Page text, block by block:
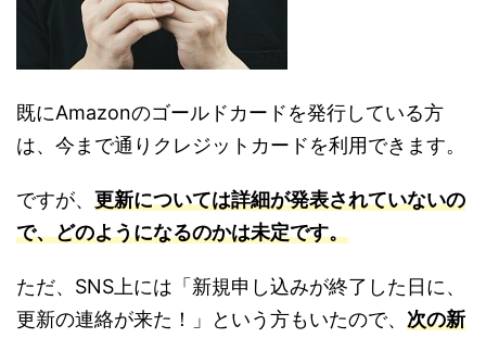
既にAmazonのゴールドカードを発行している方
は、今まで通りクレジットカードを利用できます。
ですが、 更新については詳細が発表されていないの
で、どのようになるのかは未定です。
ただ、SNS上には「新規申し込みが終了した日に、
更新の連絡が来た！」という方もいたので、 次の新